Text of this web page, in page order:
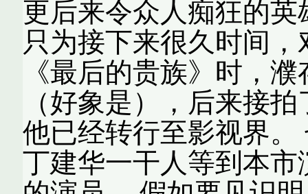
更后来令众人痴狂的
只为接下来很久时间
《最后的贵族》时，
（好象是），后来接
他已经转行至影视界
丁建华一干人等到本